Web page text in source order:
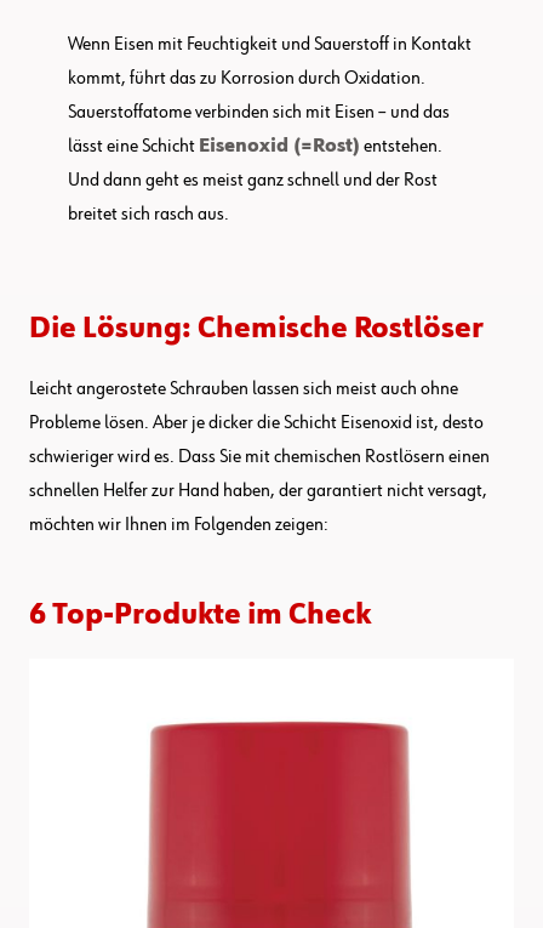
Wenn Eisen mit Feuchtigkeit und Sauerstoff in Kontakt
kommt, führt das zu Korrosion durch Oxidation.
Sauerstoffatome verbinden sich mit Eisen – und das
lässt eine Schicht Eisenoxid (=Rost) entstehen.
Und dann geht es meist ganz schnell und der Rost
breitet sich rasch aus.
Die Lösung: Chemische Rostlöser
Leicht angerostete Schrauben lassen sich meist auch ohne
Probleme lösen. Aber je dicker die Schicht Eisenoxid ist, desto
schwieriger wird es. Dass Sie mit chemischen Rostlösern einen
schnellen Helfer zur Hand haben, der garantiert nicht versagt,
möchten wir Ihnen im Folgenden zeigen:
6 Top-Produkte im Check